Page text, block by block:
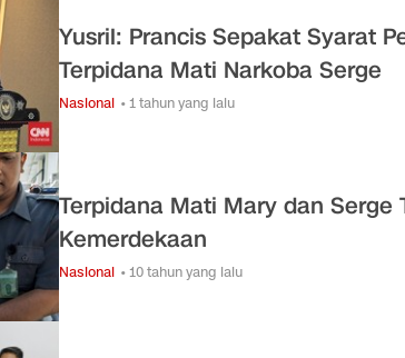
Yusril: Prancis Sepakat Syarat
Terpidana Mati Narkoba Serge
Nasional • 1 tahun yang lalu
Terpidana Mati Mary dan Serge
Kemerdekaan
Nasional • 10 tahun yang lalu